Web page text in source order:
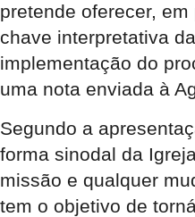
pretende oferecer,
chave interpretativa
implementação do
uma nota enviada à
Segundo a
forma sinodal da
missão e qualquer
tem o objetivo de